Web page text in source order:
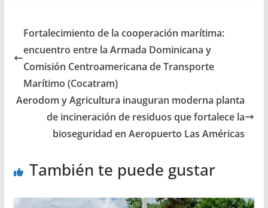
Fortalecimiento de la cooperación marítima:
encuentro entre la Armada Dominicana y
Comisión Centroamericana de Transporte
Marítimo (Cocatram)
Aerodom y Agricultura inauguran moderna planta
de incineración de residuos que fortalece la
bioseguridad en Aeropuerto Las Américas
También te puede gustar